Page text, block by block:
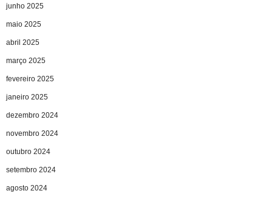
junho 2025
maio 2025
abril 2025
março 2025
fevereiro 2025
janeiro 2025
dezembro 2024
novembro 2024
outubro 2024
setembro 2024
agosto 2024